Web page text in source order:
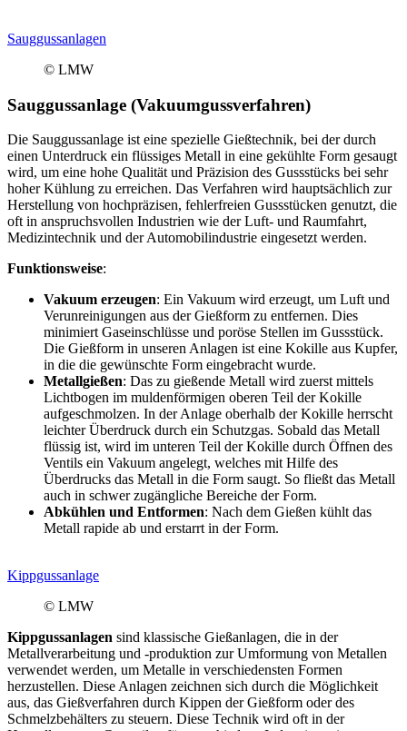
Sauggussanlagen
© LMW
Sauggussanlage (Vakuumgussverfahren)
Die Sauggussanlage ist eine spezielle Gießtechnik, bei der durch
einen Unterdruck ein flüssiges Metall in eine gekühlte Form gesaugt
wird, um eine hohe Qualität und Präzision des Gussstücks bei sehr
hoher Kühlung zu erreichen. Das Verfahren wird hauptsächlich zur
Herstellung von hochpräzisen, fehlerfreien Gussstücken genutzt, die
oft in anspruchsvollen Industrien wie der Luft- und Raumfahrt,
Medizintechnik und der Automobilindustrie eingesetzt werden.
Funktionsweise:
Vakuum erzeugen: Ein Vakuum wird erzeugt, um Luft und
Verunreinigungen aus der Gießform zu entfernen. Dies
minimiert Gaseinschlüsse und poröse Stellen im Gussstück.
Die Gießform in unseren Anlagen ist eine Kokille aus Kupfer,
in die die gewünschte Form eingebracht wurde.
Metallgießen: Das zu gießende Metall wird zuerst mittels
Lichtbogen im muldenförmigen oberen Teil der Kokille
aufgeschmolzen. In der Anlage oberhalb der Kokille herrscht
leichter Überdruck durch ein Schutzgas. Sobald das Metall
flüssig ist, wird im unteren Teil der Kokille durch Öffnen des
Ventils ein Vakuum angelegt, welches mit Hilfe des
Überdrucks das Metall in die Form saugt. So fließt das Metall
auch in schwer zugängliche Bereiche der Form.
Abkühlen und Entformen: Nach dem Gießen kühlt das
Metall rapide ab und erstarrt in der Form.
Kippgussanlage
© LMW
Kippgussanlagen sind klassische Gießanlagen, die in der
Metallverarbeitung und -produktion zur Umformung von Metallen
verwendet werden, um Metalle in verschiedensten Formen
herzustellen. Diese Anlagen zeichnen sich durch die Möglichkeit
aus, das Gießverfahren durch Kippen der Gießform oder des
Schmelzbehälters zu steuern. Diese Technik wird oft in der